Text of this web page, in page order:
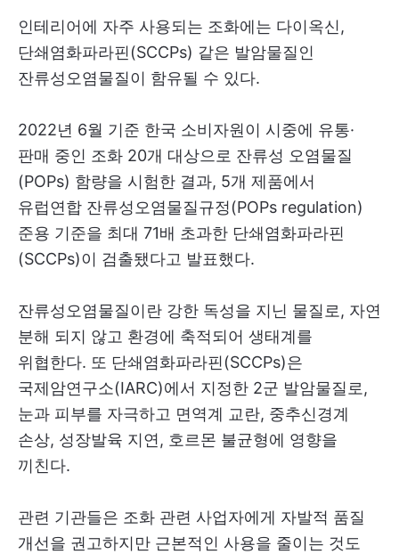
인테리어에 자주 사용되는 조화에는 다이옥신,
단쇄염화파라핀(SCCPs) 같은 발암물질인
잔류성오염물질이 함유될 수 있다.
2022년 6월 기준 한국 소비자원이 시중에 유통·
판매 중인 조화 20개 대상으로 잔류성 오염물질
(POPs) 함량을 시험한 결과, 5개 제품에서
유럽연합 잔류성오염물질규정(POPs regulation)
준용 기준을 최대 71배 초과한 단쇄염화파라핀
(SCCPs)이 검출됐다고 발표했다.
잔류성오염물질이란 강한 독성을 지닌 물질로, 자연
분해 되지 않고 환경에 축적되어 생태계를
위협한다. 또 단쇄염화파라핀(SCCPs)은
국제암연구소(IARC)에서 지정한 2군 발암물질로,
눈과 피부를 자극하고 면역계 교란, 중추신경계
손상, 성장발육 지연, 호르몬 불균형에 영향을
끼친다.
관련 기관들은 조화 관련 사업자에게 자발적 품질
개선을 권고하지만 근본적인 사용을 줄이는 것도